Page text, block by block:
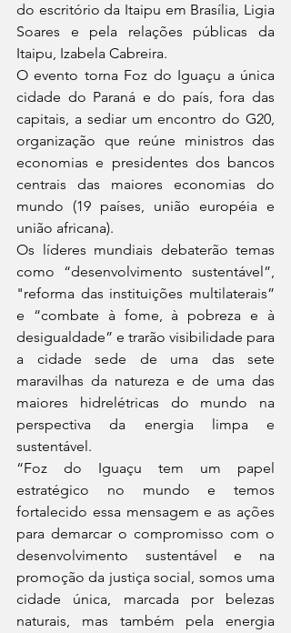
do escritório da Itaipu em Brasília, Ligia
Soares e pela relações públicas da
Itaipu, Izabela Cabreira.
O evento torna Foz do Iguaçu a única
cidade do Paraná e do país, fora das
capitais, a sediar um encontro do G20,
organização que reúne ministros das
economias e presidentes dos bancos
centrais das maiores economias do
mundo (19 países, união européia e
união africana).
Os líderes mundiais debaterão temas
como “desenvolvimento sustentável”,
"reforma das instituições multilaterais”
e “combate à fome, à pobreza e à
desigualdade” e trarão visibilidade para
a cidade sede de uma das sete
maravilhas da natureza e de uma das
maiores hidrelétricas do mundo na
perspectiva da energia limpa e
sustentável.
“Foz do Iguaçu tem um papel
estratégico no mundo e temos
fortalecido essa mensagem e as ações
para demarcar o compromisso com o
desenvolvimento sustentável e na
promoção da justiça social, somos uma
cidade única, marcada por belezas
naturais, mas também pela energia